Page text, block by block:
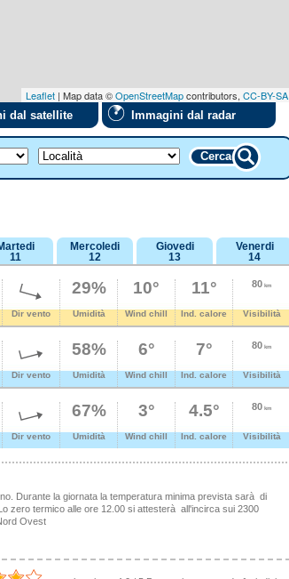
Leaflet | Map data ©OpenStreetMapcontributors, CC-BY-SA
dal satellite Immagini dal radar
Cerca
11
Mercoledi
12
Giovedi
13
Venerdi
14
Dir vento
29%
Umidità
10°
Wind chill
11°
Ind. calore
80 km
Visibilità
Dir vento
58%
Umidità
6°
Wind chill
7°
Ind. calore
80 km
Visibilità
Dir vento
67%
Umidità
3°
Wind chill
4.5°
Ind. calore
80 km
Visibilità
Durante la giornata la temperatura minima prevista sarà di
zero termico alle ore 12.00 si attesterà all'incirca sui 2300
Ovest